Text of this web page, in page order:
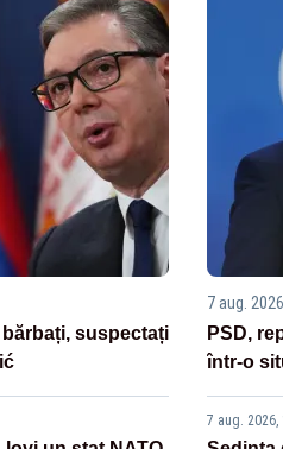
suspectați
7 aug.
PSD,
într-o
7 aug. 2026,